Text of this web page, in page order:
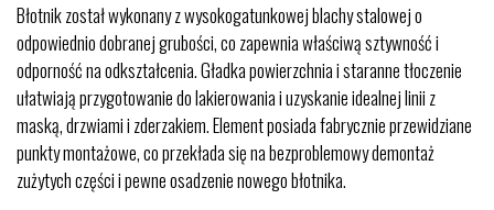
Błotnik został wykonany z wysokogatunkowej blachy stalowej o
odpowiednio dobranej grubości, co zapewnia właściwą sztywność i
odporność na odkształcenia. Gładka powierzchnia i staranne tłoczenie
ułatwiają przygotowanie do lakierowania i uzyskanie idealnej linii z
maską, drzwiami i zderzakiem. Element posiada fabrycznie przewidziane
punkty montażowe, co przekłada się na bezproblemowy demontaż
zużytych części i pewne osadzenie nowego błotnika.